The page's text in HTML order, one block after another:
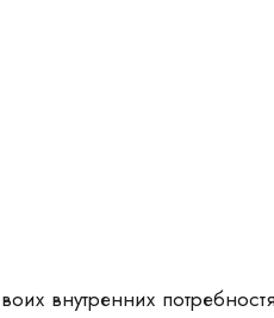
внутренних